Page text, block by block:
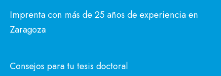
Imprenta con más de 25 años de experiencia en
Zaragoza
Consejos para tu tesis doctoral